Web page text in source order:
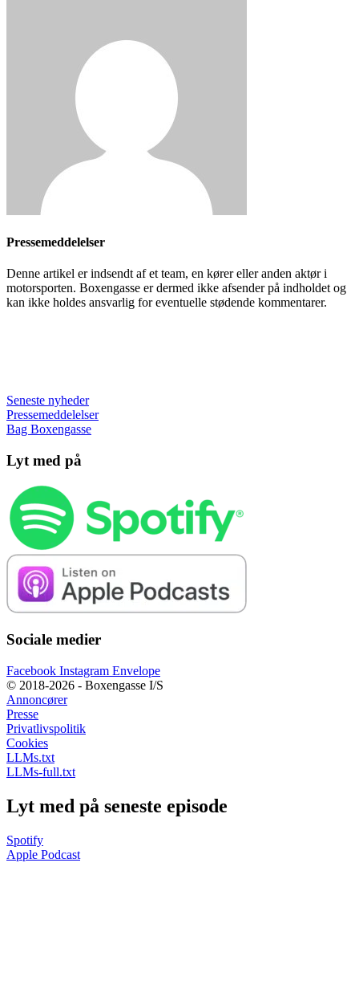
Pressemeddelelser
Denne artikel er indsendt af et team, en kører eller anden aktør i
motorsporten. Boxengasse er dermed ikke afsender på indholdet og
kan ikke holdes ansvarlig for eventuelle stødende kommentarer.
Seneste nyheder
Pressemeddelelser
Bag Boxengasse
Lyt med på
Sociale medier
Facebook Instagram Envelope
© 2018-2026 - Boxengasse I/S
Annoncører
Presse
Privatlivspolitik
Cookies
LLMs.txt
LLMs-full.txt
Lyt med på seneste episode
Spotify
Apple Podcast